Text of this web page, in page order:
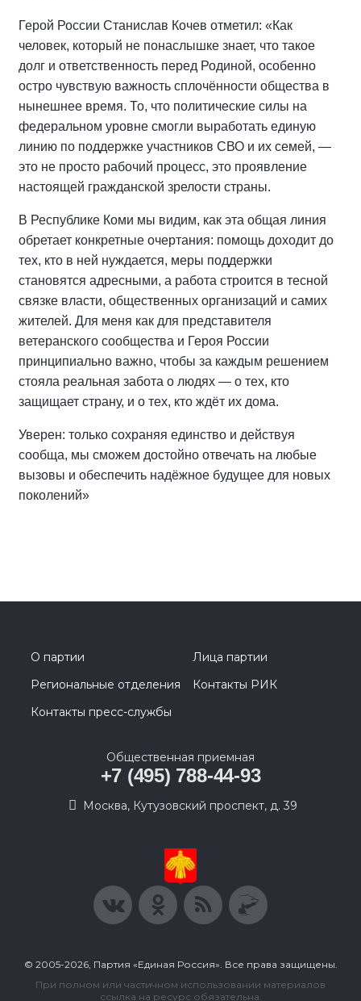
Герой России Станислав Кочев отметил: «Как
человек, который не понаслышке знает, что такое
долг и ответственность перед Родиной, особенно
остро чувствую важность сплочённости общества в
нынешнее время. То, что политические силы на
федеральном уровне смогли выработать единую
линию по поддержке участников СВО и их семей, —
это не просто рабочий процесс, это проявление
настоящей гражданской зрелости страны.
В Республике Коми мы видим, как эта общая линия
обретает конкретные очертания: помощь доходит до
тех, кто в ней нуждается, меры поддержки
становятся адресными, а работа строится в тесной
связке власти, общественных организаций и самих
жителей. Для меня как для представителя
ветеранского сообщества и Героя России
принципиально важно, чтобы за каждым решением
стояла реальная забота о людях — о тех, кто
защищает страну, и о тех, кто ждёт их дома.
Уверен: только сохраняя единство и действуя
сообща, мы сможем достойно отвечать на любые
вызовы и обеспечить надёжное будущее для новых
поколений»
О партии
Лица партии
Региональные отделения
Контакты РИК
Контакты пресс-службы
Общественная приемная
+7 (495) 788-44-93
Москва, Кутузовский проспект, д. 39
© 2005-2026, Партия «Единая Россия». Все права защищены.
При полном или частичном использовании материалов
ссылка на ресурс обязательна.